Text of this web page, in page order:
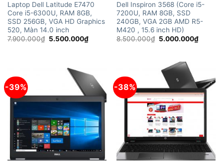
Laptop Dell Latitude E7470
Core i5-6300U, RAM 8GB,
SSD 256GB, VGA HD Graphics
520, Màn 14.0 inch
7.900.000₫ Giá
5.500.000₫Giá
hiện
Dell Inspiron 3568 (Core i5-
7200U, RAM 8GB, SSD
240GB, VGA 2GB AMD R5-
M420 , 15.6 inch HD)
8.500.000₫ Giá
5.000.000₫Giá
hiện
-39% -38%